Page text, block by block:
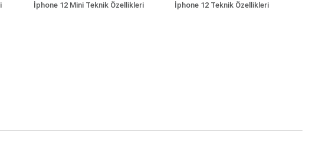
İphone 12 Mini Teknik Özellikleri İphone 12 Teknik Özellikleri